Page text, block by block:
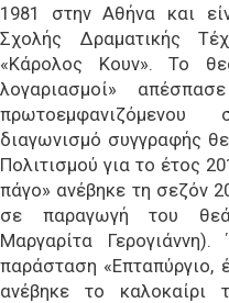
1981 στην Αθήνα και
Σχολής Δραματικής
«Κάρολος Κουν». Το
λογαριασμοί»
διαγωνισμό συγγραφής
Πολιτισμού για το έτος
πάγο» ανέβηκε τη σεζόν
σε παραγωγή του
Μαργαρίτα
παράσταση «Επταπύργιο,
ανέβηκε το